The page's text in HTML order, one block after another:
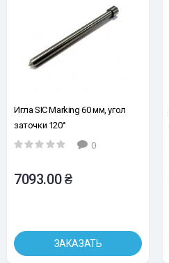
Игла SIC Marking 60 мм, угол
заточки 120°
0
7093.00 ₴
ЗАКАЗАТЬ